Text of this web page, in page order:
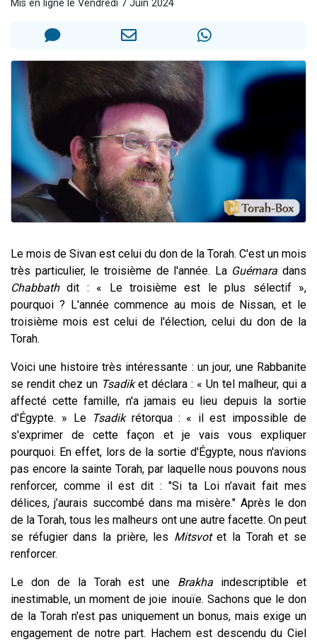
Il reste 49 places pour étudier en groupe sur Zoom
Nathaniel vient de donner son Maasser
Mis en ligne le Vendredi 7 Juin 2024
Le mois de Sivan est celui du don de la Torah. C'est un mois
très particulier, le troisième de l'année. La Guémara dans
Chabbathdit : « Le troisième est le plus sélectif »,
pourquoi ? L'année commence au mois de Nissan, et le
troisième mois est celui de l'élection, celui du don de la
Torah.
Voici une histoire très intéressante : un jour, une Rabbanite
se rendit chez un Tsadiket déclara : « Un tel malheur, qui a
affecté cette famille, n'a jamais eu lieu depuis la sortie
d'Égypte. » Le Tsadikrétorqua : « il est impossible de
s'exprimer de cette façon et je vais vous expliquer
pourquoi. En effet, lors de la sortie d'Égypte, nous n'avions
pas encore la sainte Torah, par laquelle nous pouvons nous
renforcer, comme il est dit : "Si ta Loi n’avait fait mes
délices, j’aurais succombé dans ma misère." Après le don
de la Torah, tous les malheurs ont une autre facette. On peut
se réfugier dans la prière, les Mitsvotet la Torah et se
renforcer.
Le don de la Torah est une Brakha indescriptible et
inestimable, un moment de joie inouïe. Sachons que le don
de la Torah n'est pas uniquement un bonus, mais exige un
engagement de notre part. Hachem est descendu du Ciel